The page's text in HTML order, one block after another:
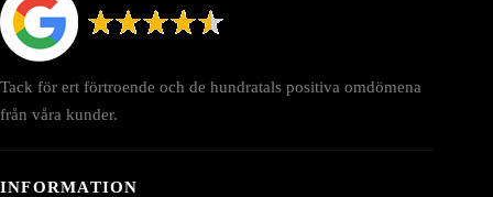
Tack för ert förtroende och de hundratals positiva omdömena
från våra kunder.
INFORMATION